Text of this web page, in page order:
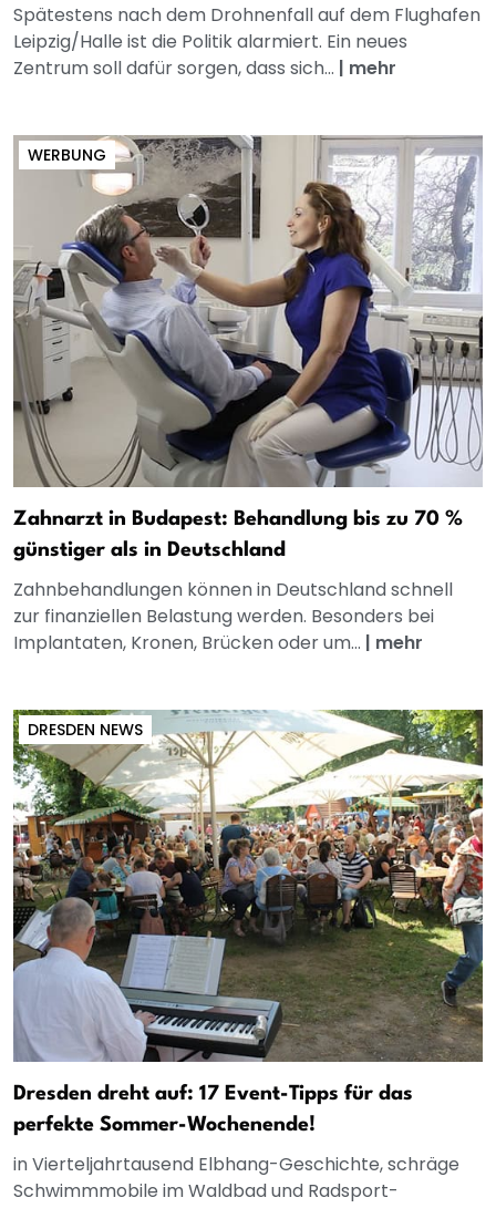
Spätestens nach dem Drohnenfall auf dem Flughafen
Leipzig/Halle ist die Politik alarmiert. Ein neues
Zentrum soll dafür sorgen, dass sich... | mehr
WERBUNG
Zahnarzt in Budapest: Behandlung bis zu 70 %
günstiger als in Deutschland
Zahnbehandlungen können in Deutschland schnell
zur finanziellen Belastung werden. Besonders bei
Implantaten, Kronen, Brücken oder um... | mehr
DRESDEN NEWS
Dresden dreht auf: 17 Event-Tipps für das
perfekte Sommer-Wochenende!
in Vierteljahrtausend Elbhang-Geschichte, schräge
Schwimmmobile im Waldbad und Radsport-